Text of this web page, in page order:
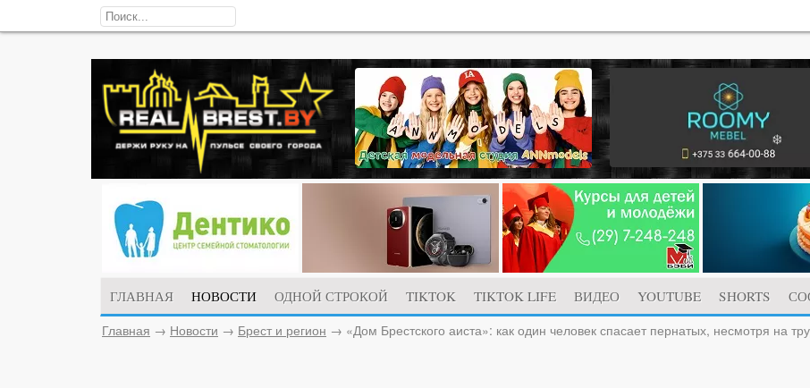
ГЛАВНАЯ НОВОСТИ ОДНОЙ СТРОКОЙ TIKTOK TIKTOK LIFE ВИДЕО YOUTUBE SHORTS
Главная → Новости → Брест и регион → «Дом Брестского аиста»: как один человек спасает пернатых, несмотря на